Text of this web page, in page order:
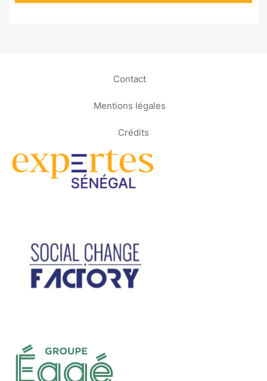
Contact
Mentions légales
Crédits